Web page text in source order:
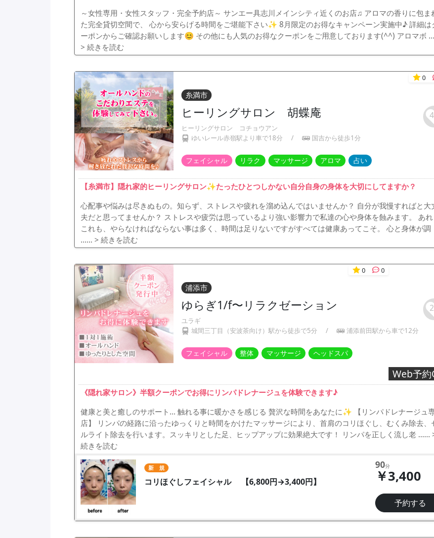
～女性専用・女性スタッフ・完全予約店～ サンエー具志川メインシティ近くのお店♫ アロマの香りに包ま
た完全貸切空間で、 心から安らげる時間をご堪能下さい✨ 8月限定のお得なキャンペーン実施中♪ 詳細は
ーポンからご確認お願いします😊 その他にも人気のお得なクーポンをご用意しております(^^) アロマボ
> 続きを読む
フェイシャル リラク マッサージ アロマ 占い
糸満市
0
ヒーリングサロン 胡蝶庵
ヒーリングサロン コチョウアン
ゆいレール赤嶺駅より車で18分
/ 国吉から徒歩1分
【糸満市】隠れ家的ヒーリングサロン✨たったひとつしかない自分自身の身体を大切にしてますか？
心配事や悩みは尽きぬもの。知らず、ストレスや疲れを溜め込んではいませんか？ 自分が我慢すればと大
夫だと思ってませんか？ ストレスや疲労は思っているより強い影響力で私達の心や身体を蝕みます。 あれ
これも、やらなければならない事は多く、時間は足りないですがすべては健康あってこそ。 心と身体が調
…… > 続きを読む
Web予約
フェイシャル 整体 マッサージ ヘッドスパ
浦添市
0 0
ゆらぎ1/f〜リラクゼーション
ユラギ
城間三丁目（安波茶向け）駅から徒歩で5分
/ 浦添前田駅から車で12分
《隠れ家サロン》半額クーポンでお得にリンパドレナージュを体験できます♪
健康と美と癒しのサポート... 触れる事に暖かさを感じる 贅沢な時間をあなたに✨ 【リンパドレナージュ
店】 リンパの経路に沿ったゆっくりと時間をかけたマッサージにより、首肩のコリほぐし、むくみ除去、
ルライト除去を行います。スッキリとした足、ヒップアップに効果絶大です！ リンパを正しく流し老 ……
続きを読む
新 規
コリほぐしフェイシャル 【6,800円→3,400円】
90分
￥3,400
予約する